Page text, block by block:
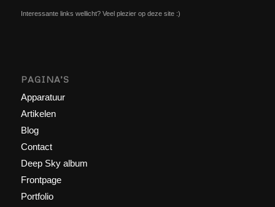
Interessante links wellicht? Veel plezier op deze site :)
PAGINA’S
Apparatuur
Artikelen
Blog
Contact
Deep Sky album
Frontpage
Portfolio